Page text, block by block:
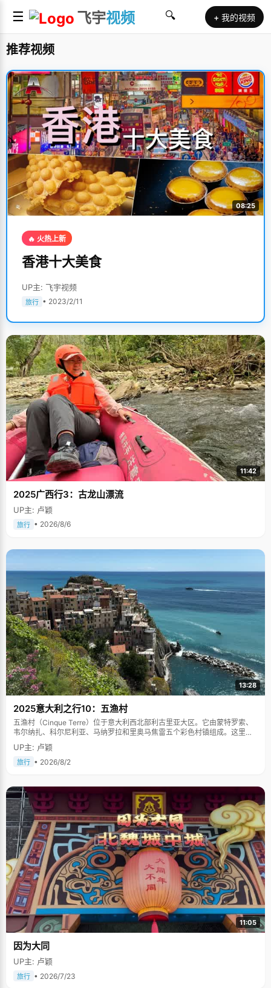
☰ 飞宇视频 🔍 + 我的视频
推荐视频
08:25
🔥 火热上新
香港十大美食
UP主: 飞宇视频
旅行 • 2023/2/11
11:42
2025广西行3：古龙山漂流
UP主: 卢颖
旅行 • 2026/8/6
13:28
2025意大利之行10：五渔村
五渔村（Cinque Terre）位于意大利西北部利古里亚大区。它由蒙特罗索、
韦尔纳扎、科尔尼利亚、马纳罗拉和里奥马焦雷五个彩色村镇组成。这里依
山傍海，房屋色彩斑斓，1997年被列为世界文化遗产。
UP主: 卢颖
旅行 • 2026/8/2
11:05
因为大同
UP主: 卢颖
旅行 • 2026/7/23